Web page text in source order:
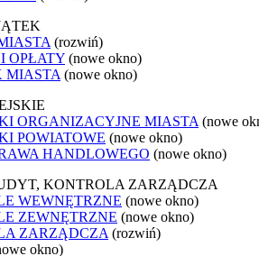
(rozwiń)
OPŁATY (nowe okno)
MIASTA (nowe okno)
ORGANIZACYJNE MIASTA (nowe
POWIATOWE (nowe okno)
HANDLOWEGO (nowe okno)
KONTROLA ZARZĄDCZA
WEWNĘTRZNE (nowe okno)
ZEWNĘTRZNE (nowe okno)
ZARZĄDCZA (rozwiń)
okno)